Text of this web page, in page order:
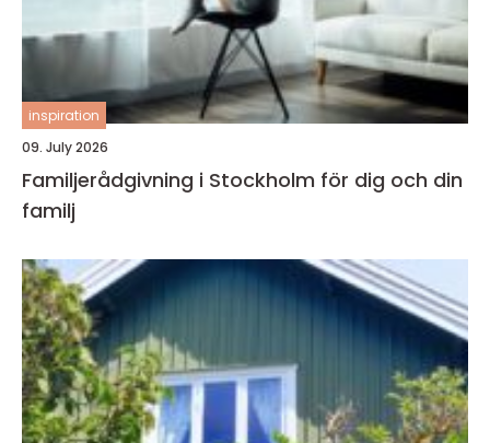
inspiration
09. July 2026
Familjerådgivning i Stockholm för dig och din
familj